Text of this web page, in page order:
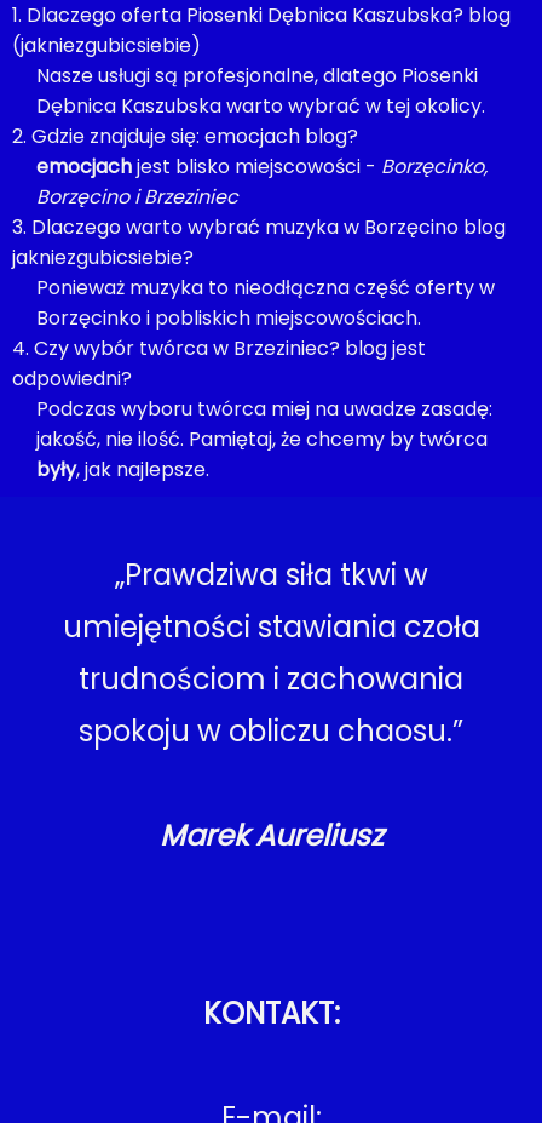
1. Dlaczego oferta Piosenki Dębnica Kaszubska? blog
(jakniezgubicsiebie)
Nasze usługi są profesjonalne, dlatego Piosenki
Dębnica Kaszubska warto wybrać w tej okolicy.
2. Gdzie znajduje się: emocjach blog?
emocjachjest blisko miejscowości - Borzęcinko,
Borzęcino i Brzeziniec
3. Dlaczego warto wybrać muzyka w Borzęcino blog
jakniezgubicsiebie?
Ponieważ muzyka to nieodłączna część oferty w
Borzęcinko i pobliskich miejscowościach.
4. Czy wybór twórca w Brzeziniec? blog jest
odpowiedni?
Podczas wyboru twórca miej na uwadze zasadę:
jakość, nie ilość. Pamiętaj, że chcemy by twórca
były, jak najlepsze.
„Prawdziwa siła tkwi w
umiejętności stawiania czoła
trudnościom i zachowania
spokoju w obliczu chaosu.”
Marek Aureliusz
KONTAKT: